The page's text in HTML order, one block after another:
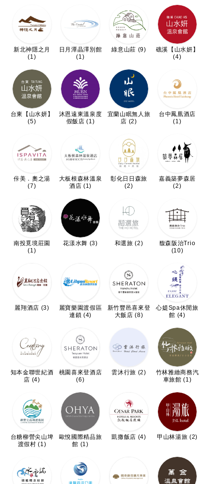
新北神隱之月
(1)
日月潭晶澤別館
(1)
綠意山莊 (9)
礁溪【山水妍】
(4)
台東【山水妍】
(5)
沐恩遠東溫泉度
假飯店 (1)
宜蘭山眠無人旅
店 (2)
台中鳳凰酒店
(1)
佧美．奧之湯
(7)
大板根森林溫泉
酒店 (1)
彰化日日森旅
(2)
嘉義築夢森居
(2)
南投覓境莊園
(1)
花漾水舞 (3) 和選旅 (2)
馥森阪治Trio
(10)
麗翔酒店 (3)
麗寶樂園渡假區
連鎖 (4)
新竹豐邑喜來登
大飯店 (8)
心媞Spa休閒旅
館 (4)
知本金聯世紀酒
店 (4)
桃園喜來登酒店
(6)
雲沐行旅 (2)
竹林雅緻商務汽
車旅館 (1)
台糖柳營尖山埤
渡假村 (1)
歐悅國際精品旅
館 (1)
凱撒飯店 (4) 甲山林湯旅 (2)